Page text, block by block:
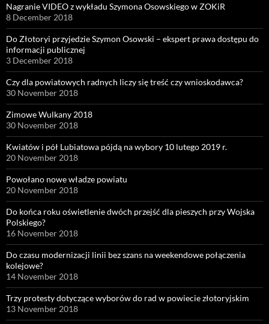
Nagranie VIDEO z wykładu Szymona Osowskiego w ZOKiR
8 December 2018
Do Złotoryi przyjedzie Szymon Osowski – ekspert prawa dostępu do
informacji publicznej
3 December 2018
Czy dla powiatowych radnych liczy się treść czy wnioskodawca?
30 November 2018
Zimowe Wulkany 2018
30 November 2018
Kwiatów i pół Lubiatowa pójdą na wybory 10 lutego 2019 r.
20 November 2018
Powołano nowe władze powiatu
20 November 2018
Do końca roku oświetlenie dwóch przejść dla pieszych przy Wojska
Polskiego?
16 November 2018
Do czasu modernizacji linii bez szans na weekendowe połączenia
kolejowe?
14 November 2018
Trzy protesty dotyczące wyborów do rad w powiecie złotoryjskim
13 November 2018